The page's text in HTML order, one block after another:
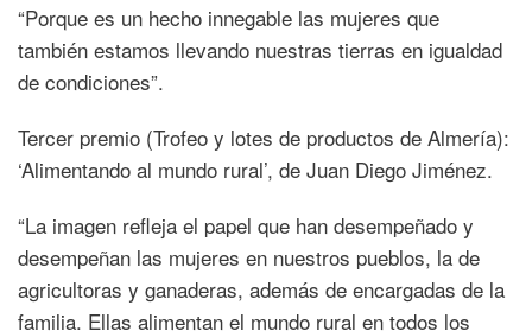
“Porque es un hecho innegable las mujeres que
también estamos llevando nuestras tierras en igualdad
de condiciones”.
Tercer premio (Trofeo y lotes de productos de Almería):
‘Alimentando al mundo rural’, de Juan Diego Jiménez.
“La imagen refleja el papel que han desempeñado y
desempeñan las mujeres en nuestros pueblos, la de
agricultoras y ganaderas, además de encargadas de la
familia. Ellas alimentan el mundo rural en todos los